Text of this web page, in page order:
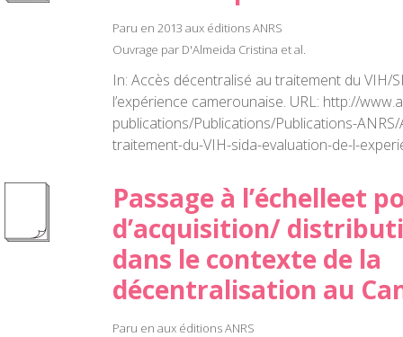
Paru en 2013 aux éditions ANRS
Ouvrage par D'Almeida Cristina et al.
In: Accès décentralisé au traitement du VIH/
l’expérience camerounaise. URL: http://
publications/Publications/Publications-
traitement-du-VIH-sida-evaluation-de-l-
Passage à l’échelleet
d’acquisition/
dans le contexte de la
décentralisation au
Paru en aux éditions ANRS